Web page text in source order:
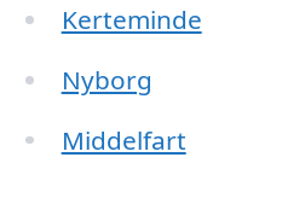
Kerteminde
Nyborg
Middelfart